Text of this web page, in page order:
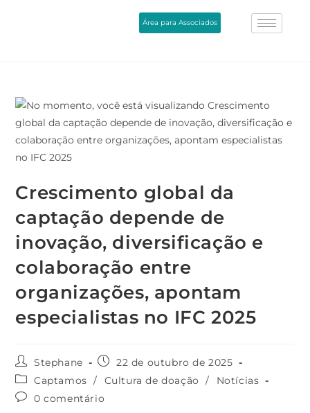
Área para Associados
captação depende de
inovação, diversificação e
colaboração entre
organizações, apontam
especialistas no IFC 2025
Captamos
/ Cultura de doação / Notícias
0 comentário